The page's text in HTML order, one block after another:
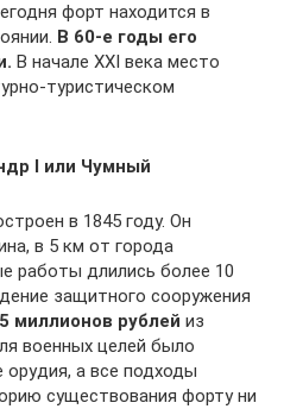
форт находится в
В 60-е годы его
В начале XXI века место
туристическом
I или Чумный
в 1845 году. Он
в 5 км от города
работы длились более 10
защитного сооружения
миллионов рублей из
военных целей было
а все подходы
существования форту ни